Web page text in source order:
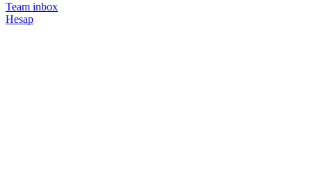
Team inbox
Hesap